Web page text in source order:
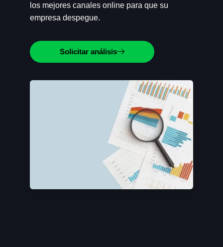
los mejores canales online para que su
empresa despegue.
Solicitar análisis